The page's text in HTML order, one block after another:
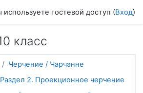
используете гостевой доступ (Вход)
класс
Черчение / Чарчэнне
Раздел 2. Проекционное черчение